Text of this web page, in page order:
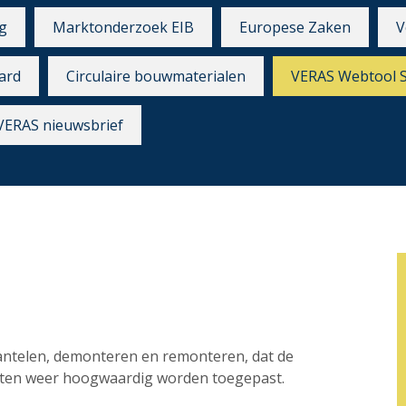
Marktonderzoek EIB Europese Zaken
Circulaire bouwmaterialen VERAS
nieuwsbrief
demonteren en remonteren, dat de
weer hoogwaardig worden toegepast.